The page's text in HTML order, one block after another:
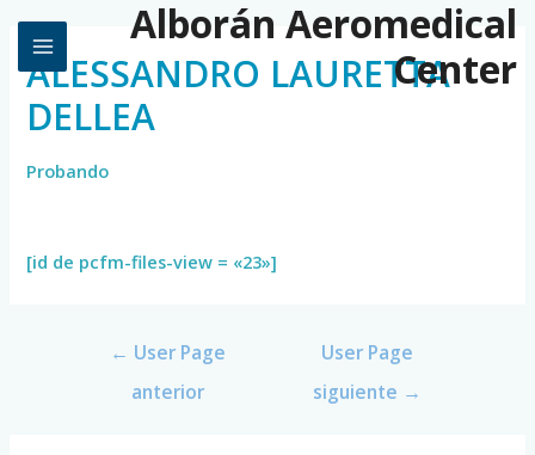
Alborán Aeromedical
Center
ALESSANDRO LAURETTA
DELLEA
Probando
[id de pcfm-files-view = «23»]
← User Page
anterior
User Page
siguiente →